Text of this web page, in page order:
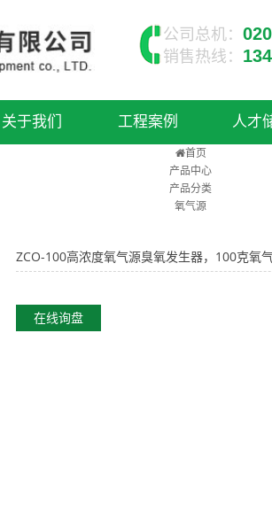
公司总机：
销售热线：
关于我们 工程案例 人才
首页
产品中心
产品分类
氧气源
ZCO-100高浓度氧气源臭氧发生器，100克氧
在线询盘